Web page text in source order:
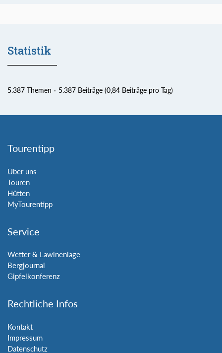
Statistik
5.387 Themen 5.387 Beiträge (0,84 Beiträge pro Tag)
Tourentipp
Über uns
Touren
Hütten
MyTourentipp
Service
Wetter & Lawinenlage
Bergjournal
Gipfelkonferenz
Rechtliche Infos
Kontakt
Impressum
Datenschutz